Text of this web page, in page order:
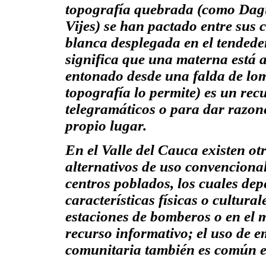
topografía quebrada (como
Vijes) se han pactado entre sus
blanca desplegada en el
significa que una materna está
entonado desde una falda de
topografía lo permite) es un
telegramáticos o para dar
propio lugar.
En el Valle del Cauca existen
alternativos de uso
centros poblados, los cuales
características físicas o
estaciones de bomberos o en
recurso informativo; el uso de
comunitaria también es común